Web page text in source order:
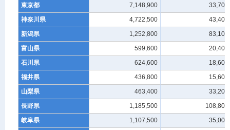
東京都
7,148,900
33,700
神奈川県
4,722,500
43,400
新潟県
1,252,800
83,100
富山県
599,600
20,400
石川県
624,600
18,600
福井県
436,800
15,600
山梨県
463,400
33,200
長野県
1,185,500
108,800
岐阜県
1,107,500
35,000